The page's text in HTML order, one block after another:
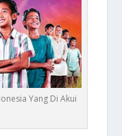
Yang Di Akui